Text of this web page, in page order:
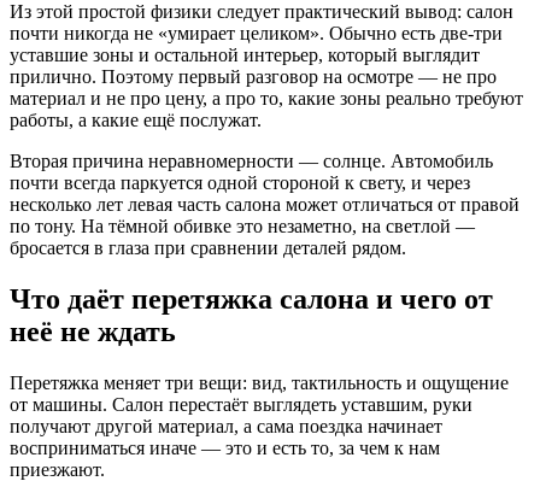
Из этой простой физики следует практический вывод: салон
почти никогда не «умирает целиком». Обычно есть две-три
уставшие зоны и остальной интерьер, который выглядит
прилично. Поэтому первый разговор на осмотре — не про
материал и не про цену, а про то, какие зоны реально требуют
работы, а какие ещё послужат.
Вторая причина неравномерности — солнце. Автомобиль
почти всегда паркуется одной стороной к свету, и через
несколько лет левая часть салона может отличаться от правой
по тону. На тёмной обивке это незаметно, на светлой —
бросается в глаза при сравнении деталей рядом.
Что даёт перетяжка салона и чего от
неё не ждать
Перетяжка меняет три вещи: вид, тактильность и ощущение
от машины. Салон перестаёт выглядеть уставшим, руки
получают другой материал, а сама поездка начинает
восприниматься иначе — это и есть то, за чем к нам
приезжают.